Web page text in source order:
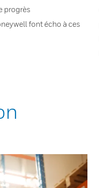
progrès
font écho à ces